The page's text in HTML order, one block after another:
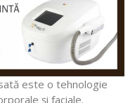
este o tehnologie
şi faciale.